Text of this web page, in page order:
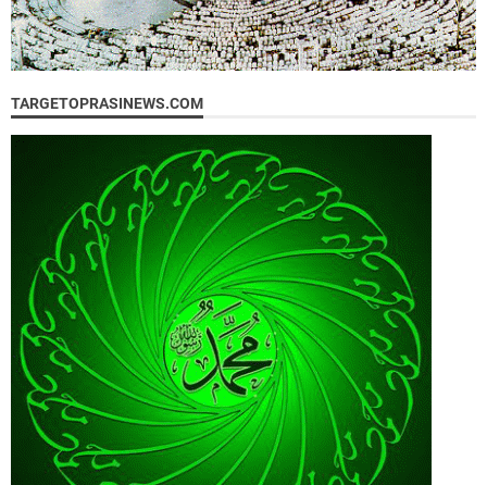
TARGETOPRASINEWS.COM